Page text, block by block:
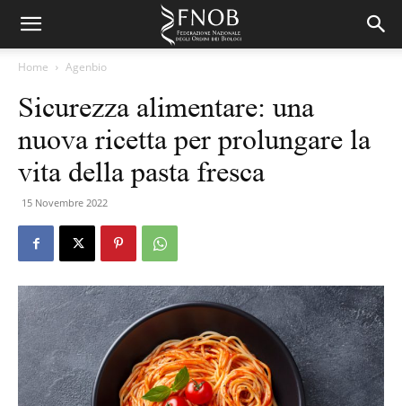
Home Agenbio
Sicurezza alimentare: una
nuova ricetta per prolungare la
vita della pasta fresca
15 Novembre 2022